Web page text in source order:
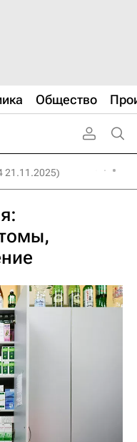
Общество
21.11.2025)